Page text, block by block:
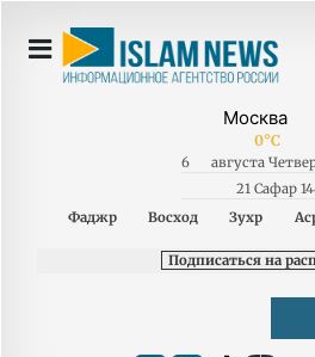
0°C
6 августа
21 Сафар
Фаджр
Восход Зухр
Подписаться на